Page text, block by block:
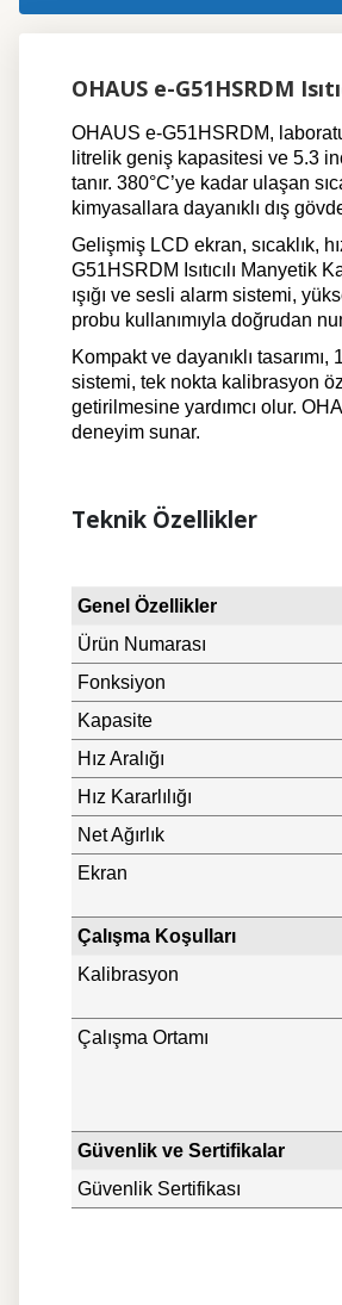
OHAUS e-G51HSRDM
OHAUS e-G51HSRDM,
litrelik geniş kapasitesi ve 5.3
tanır. 380°C’ye kadar ulaşan
kimyasallara dayanıklı dış
Gelişmiş LCD ekran, sıcaklık,
G51HSRDM Isıtıcılı Manyetik
ışığı ve sesli alarm sistemi,
probu kullanımıyla doğrudan
Kompakt ve dayanıklı
sistemi, tek nokta kalibrasyon
getirilmesine yardımcı olur.
deneyim sunar.
Teknik Özellikler
Genel Özellikler
Ürün Numarası
Fonksiyon
Kapasite
Hız Aralığı
Hız Kararlılığı
Net Ağırlık
Ekran
Çalışma Koşulları
Kalibrasyon
Çalışma Ortamı
Güvenlik ve Sertifikalar
Güvenlik Sertifikası